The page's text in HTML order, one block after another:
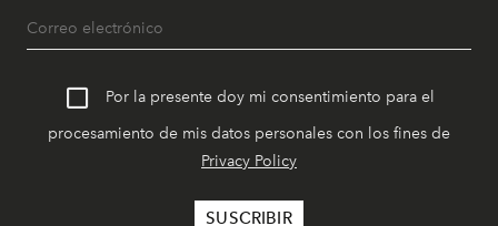
Por la presente doy mi consentimiento para el
procesamiento de mis datos personales con los fines de
Privacy Policy